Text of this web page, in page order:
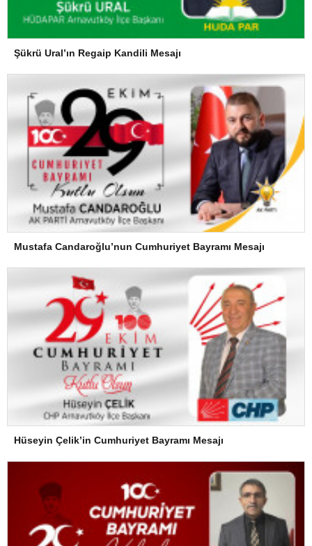
Şükrü Ural’ın Regaip Kandili Mesajı
Mustafa Candaroğlu’nun Cumhuriyet Bayramı Mesajı
Hüseyin Çelik’in Cumhuriyet Bayramı Mesajı